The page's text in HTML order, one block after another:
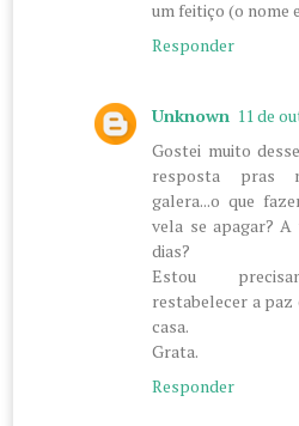
um feitiço (o nome
Responder
Unknown 11 de
Gostei muito
resposta pras
galera...o que
vela se apagar?
dias?
Estou
restabelecer a paz
casa.
Grata.
Responder